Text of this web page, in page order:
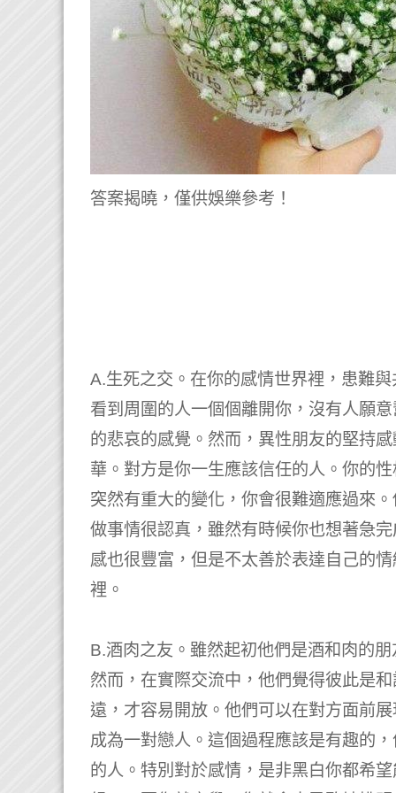
答案揭曉，僅供娛樂參考！
A.生死之交。在你的感情世界裡，患難
看到周圍的人一個個離開你，沒有人願
的悲哀的感覺。然而，異性朋友的堅持
華。對方是你一生應該信任的人。你的
突然有重大的變化，你會很難適應過來
做事情很認真，雖然有時候你也想著急
感也很豐富，但是不太善於表達自己的
裡。
B.酒肉之友。雖然起初他們是酒和肉的
然而，在實際交流中，他們覺得彼此是
遠，才容易開放。他們可以在對方面前
成為一對戀人。這個過程應該是有趣的
的人。特別對於感情，是非黑白你都希